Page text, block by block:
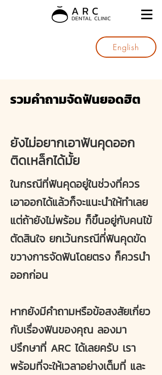
English
รวมคำถามจัดฟันยอดฮิต
ยังไม่อยากเอาฟันคุดออก
ติดเหล็กได้มั้ย
ในกรณีที่ฟันคุดอยู่ในช่วงที่ควร
เอาออกได้แล้วก็จะแนะนำให้ทำเลย
แต่ถ้ายังไม่พร้อม ก็ขึ้นอยู่กับคนไข้
ตัดสินใจ ยกเว้นกรณีที่่ฟันคุดขัด
ขวางการจัดฟันโดยตรง ก็ควรนำ
ออกก่อน
หากยังมีคำถามหรือข้อสงสัยเกี่ยว
กับเรื่องฟันของคุณ ลองมา
ปรึกษาที่ ARC ได้เลยครับ เรา
พร้อมที่จะให้เวลาอย่างเต็มที่ และ